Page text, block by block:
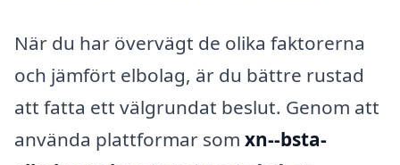
När du har övervägt de olika faktorerna
och jämfört elbolag, är du bättre rustad
att fatta ett välgrundat beslut. Genom att
använda plattformar som xn--bsta-